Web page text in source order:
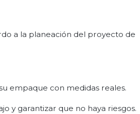
a la planeación del proyecto de
empaque con medidas reales.
y garantizar que no haya riesgos.